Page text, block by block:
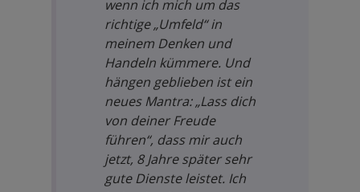
wenn ich mich um das
richtige „Umfeld“ in
meinem Denken und
Handeln kümmere. Und
hängen geblieben ist ein
neues Mantra: „Lass dich
von deiner Freude
führen“, dass mir auch
jetzt, 8 Jahre später sehr
gute Dienste leistet. Ich